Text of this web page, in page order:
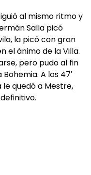
al mismo ritmo y
Salla picó
la picó con gran
el ánimo de la Villa.
pero pudo al fin
A los 47′
quedó a Mestre,